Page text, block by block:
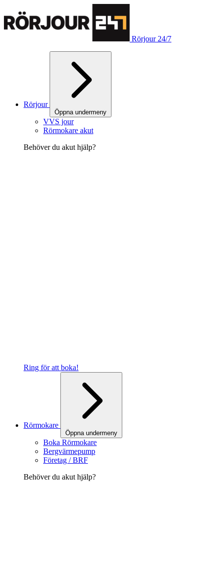
Rörjour 24/7
Rörjour
Öppna undermeny
VVS jour
Rörmokare akut
Behöver du akut hjälp?
Ring för att boka!
Rörmokare
Öppna undermeny
Boka Rörmokare
Bergvärmepump
Företag / BRF
Behöver du akut hjälp?